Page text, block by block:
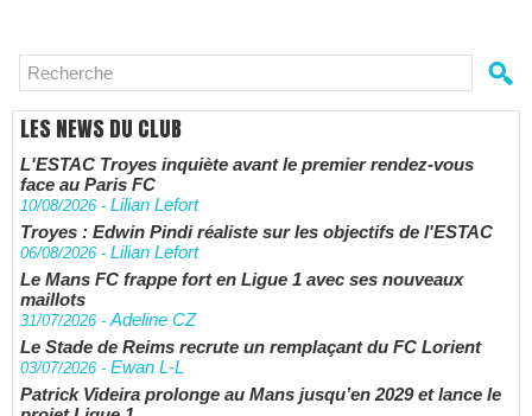
LES NEWS DU CLUB
L'ESTAC Troyes inquiète avant le premier rendez-vous
face au Paris FC
10/08/2026 - Lilian Lefort
Troyes : Edwin Pindi réaliste sur les objectifs de l'ESTAC
06/08/2026 - Lilian Lefort
Le Mans FC frappe fort en Ligue 1 avec ses nouveaux
maillots
31/07/2026 -Adeline CZ
Le Stade de Reims recrute un remplaçant du FC Lorient
03/07/2026 - Ewan L-L
Patrick Videira prolonge au Mans jusqu’en 2029 et lance le